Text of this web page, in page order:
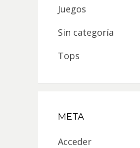
Juegos
Sin categoría
Tops
META
Acceder